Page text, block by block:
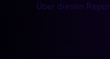
Über diesen